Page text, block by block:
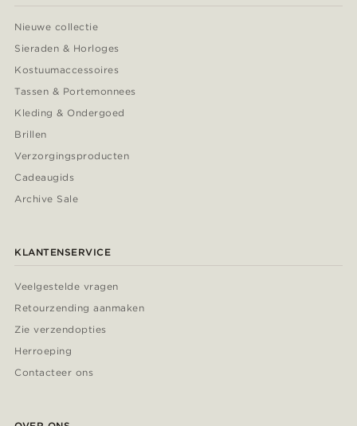
Nieuwe collectie
Sieraden & Horloges
Kostuumaccessoires
Tassen & Portemonnees
Kleding & Ondergoed
Brillen
Verzorgingsproducten
Cadeaugids
Archive Sale
KLANTENSERVICE
Veelgestelde vragen
Retourzending aanmaken
Zie verzendopties
Herroeping
Contacteer ons